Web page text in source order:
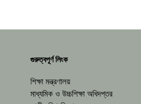
গুরুত্বপূর্ণ লিংক
শিক্ষা মন্ত্রণালয়
মাধ্যমিক ও উচ্চশিক্ষা অধিদপ্তর